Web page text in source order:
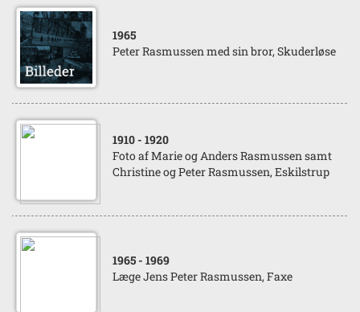
1965
Peter Rasmussen med sin bror, Skuderløse
1910 - 1920
Foto af Marie og Anders Rasmussen samt
Christine og Peter Rasmussen, Eskilstrup
1965 - 1969
Læge Jens Peter Rasmussen, Faxe